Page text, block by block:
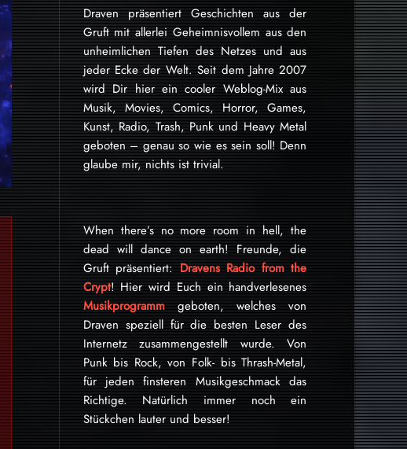
Draven präsentiert Geschichten aus der
Gruft mit allerlei Geheimnisvollem aus den
unheimlichen Tiefen des Netzes und aus
jeder Ecke der Welt. Seit dem Jahre 2007
wird Dir hier ein cooler Weblog-Mix aus
Musik, Movies, Comics, Horror, Games,
Kunst, Radio, Trash, Punk und Heavy Metal
geboten – genau so wie es sein soll! Denn
glaube mir, nichts ist trivial.
When there’s no more room in hell, the
dead will dance on earth! Freunde, die
Gruft präsentiert: Dravens Radio from the
Crypt! Hier wird Euch ein handverlesenes
Musikprogrammgeboten, welches von
Draven speziell für die besten Leser des
Internetz zu­sammen­ge­stellt wurde. Von
Punk bis Rock, von Folk- bis Thrash-Metal,
für je­den finsteren Mu­sik­ge­schmack das
Rich­tige. Natürlich immer noch ein
Stückchen lauter und besser!